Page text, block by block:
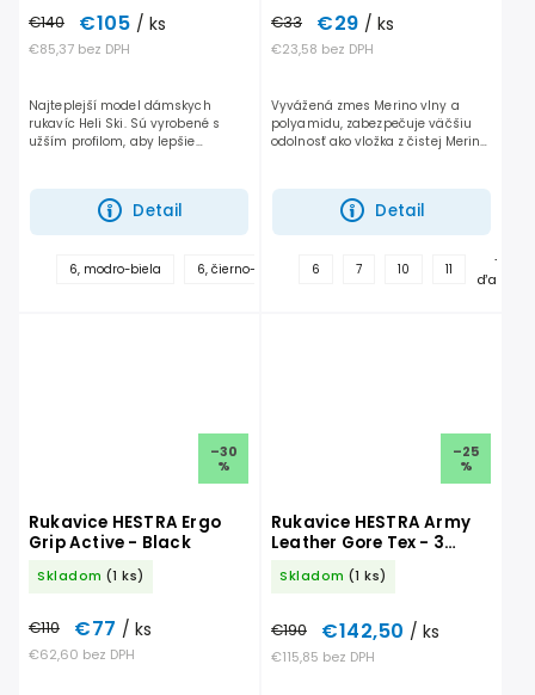
€85,37 bez DPH
€140 €105 / ks
Detail
Najteplejší model dámskych
rukavíc Heli Ski. Sú vyrobené s
užším profilom, aby lepšie
jazdia mimo vyznačených tratí....
6, modro-biela 6, čierno-biela 7, modro-biela
ďalšie
€23,58 bez DPH
€33 €29 / ks
Detail
Vyvážená zmes Merino vlny a
polyamidu, zabezpečuje väčšiu
odolnosť ako vložka z čistej Merino
Kompatibilná je takmer...
6 7 10 11
+
ďalšie
–30
%
Rukavice HESTRA Ergo
Grip Active - Black
Skladom (1 ks)
€62,60 bez DPH
€110 €77 / ks
–25
%
Rukavice HESTRA Army
Leather Gore Tex - 3
Skladom (1 ks)
€115,85 bez DPH
€190 €142,50 / ks